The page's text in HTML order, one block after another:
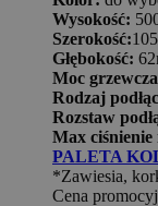
Wysokość:
Szerokość:
Głębokość:
Moc
Rodzaj
Rozstaw
Max ciśnienie
PALETA
*Zawiesia,
Cena